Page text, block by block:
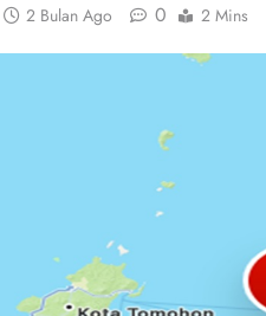
2 Bulan Ago 0 2 Mins